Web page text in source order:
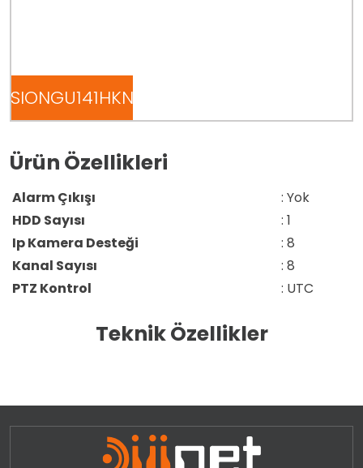
Ürün Özellikleri
Alarm Çıkışı
: Yok
HDD Sayısı
: 1
Ip Kamera Desteği
: 8
Kanal Sayısı
: 8
PTZ Kontrol
: UTC
Teknik Özellikler